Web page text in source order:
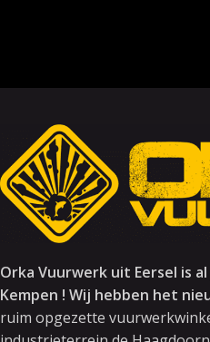
Orka Vuurwerk uit Eersel is
Kempen ! Wij hebben het
ruim opgezette